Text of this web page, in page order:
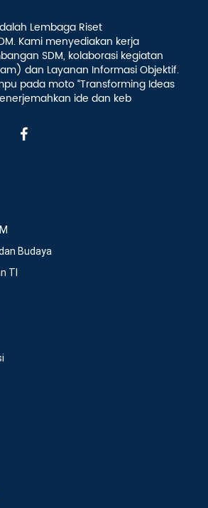
Lembaga Riset
Kami menyediakan kerja
SDM, kolaborasi kegiatan
dan Layanan Informasi Objektif.
pada moto “Transforming Ideas
ide dan keb
Budaya
TI